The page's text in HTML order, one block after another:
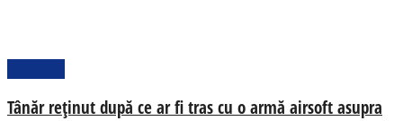
Tânăr reținut după ce ar fi tras cu o armă airsoft asupra